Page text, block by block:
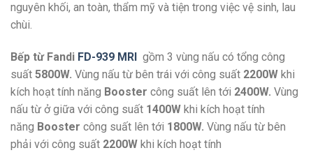
nguyên khối, an toàn, thẩm mỹ và tiện trong việc vệ sinh, lau
chùi.
Bếp từ Fandi FD-939 MRI gồm 3 vùng nấu có tổng công
suất 5800W. Vùng nấu từ bên trái với công suất 2200W khi
kích hoạt tính năng Booster công suất lên tới 2400W. Vùng
nấu từ ở giữa với công suất 1400W khi kích hoạt tính
năng Booster công suất lên tới 1800W. Vùng nấu từ bên
phải với công suất 2200W khi kích hoạt tính